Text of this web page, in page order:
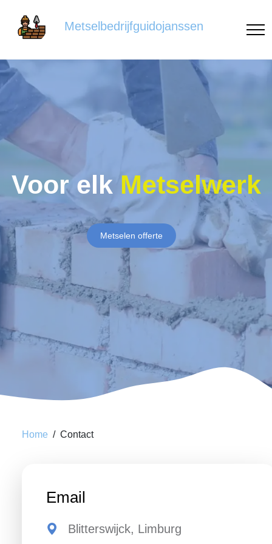
Metselbedrijfguidojanssen
Voor elk Metselwerk
Metselen offerte
Home Contact
Email
Blitterswijck, Limburg